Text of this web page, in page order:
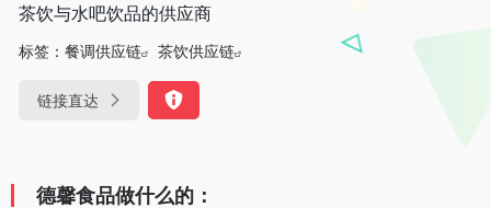
茶饮与水吧饮品的供应商
标签： 餐调供应链 茶饮供应链
链接直达
德馨食品做什么的：